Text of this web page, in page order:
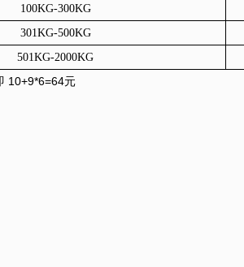
100KG-300KG
301KG-500KG
501KG-2000KG
10+9*6=64元